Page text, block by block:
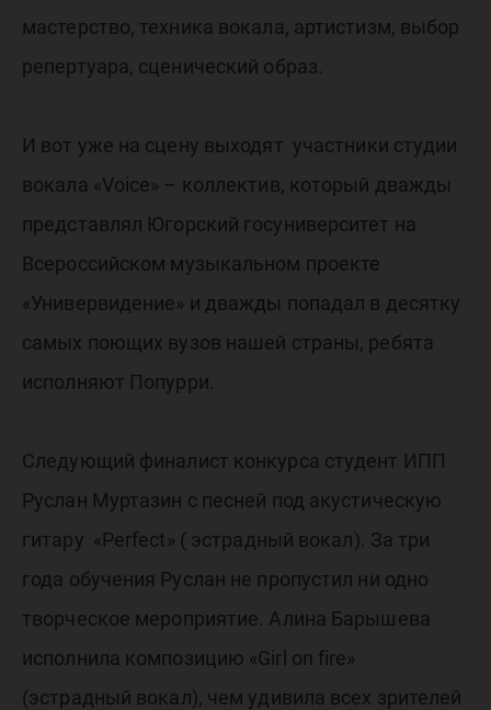
мастерство, техника вокала, артистизм, выбор
репертуара, сценический образ.
И вот уже на сцену выходят участники студии
вокала «Voice» – коллектив, который дважды
представлял Югорский госуниверситет на
Всероссийском музыкальном проекте
«Универвидение» и дважды попадал в десятку
самых поющих вузов нашей страны, ребята
исполняют Попурри.
Следующий финалист конкурса студент ИПП
Руслан Муртазин с песней под акустическую
гитару «Perfect» ( эстрадный вокал). За три
года обучения Руслан не пропустил ни одно
творческое мероприятие. Алина Барышева
исполнила композицию «Girl on fire»
(эстрадный вокал), чем удивила всех зрителей